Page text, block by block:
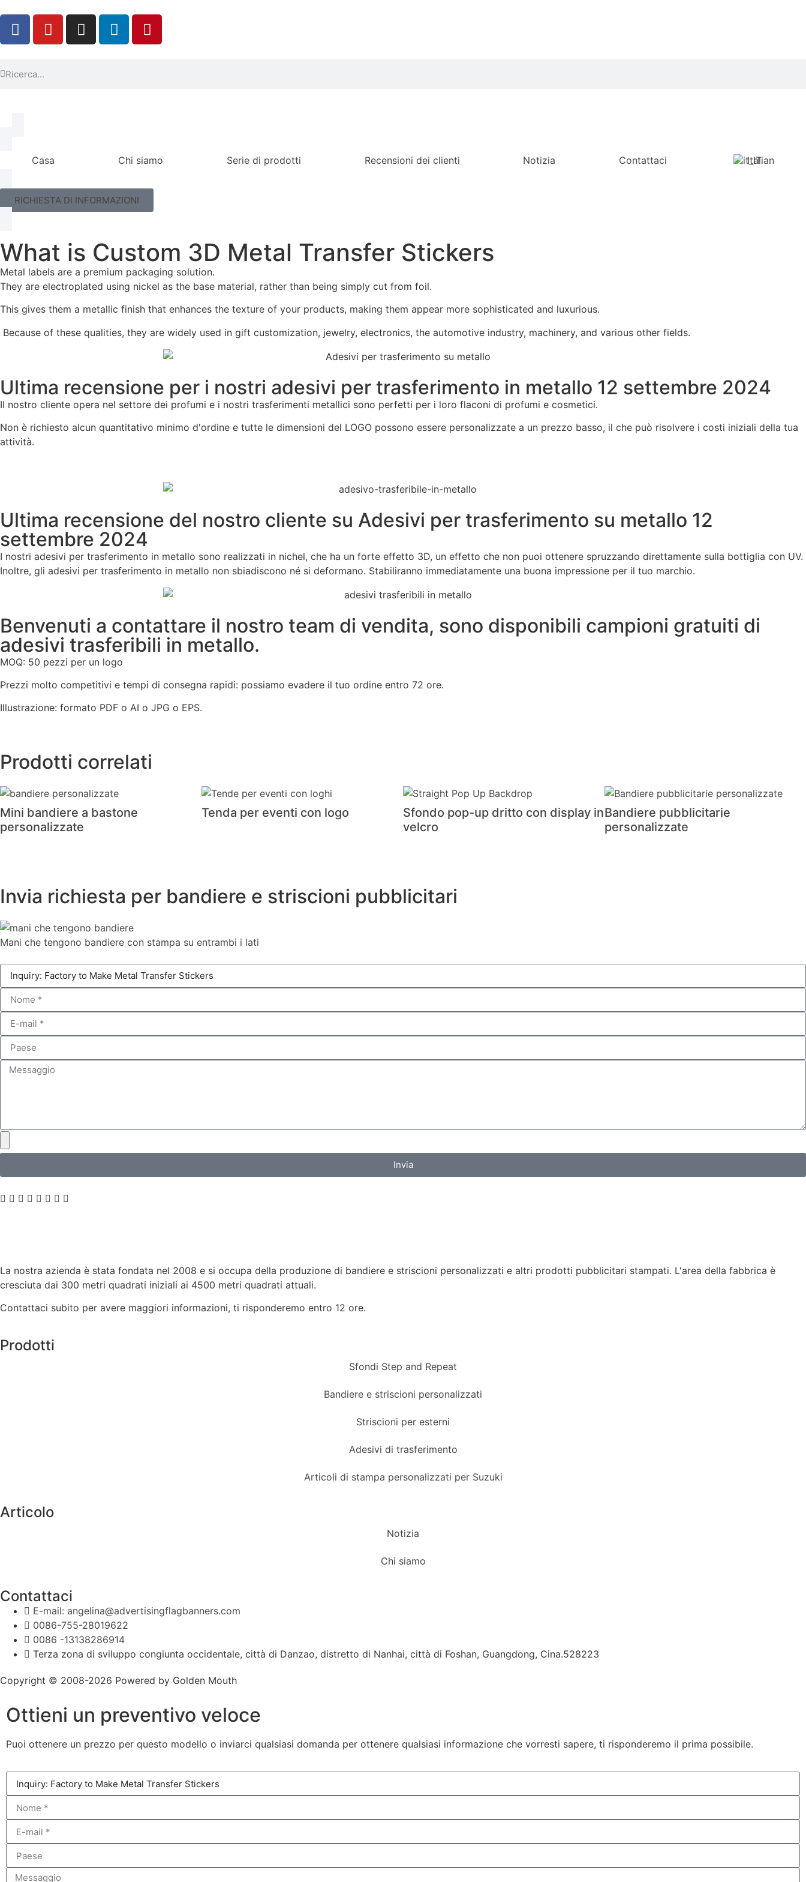
Casa Chi siamo Serie di prodotti Recensioni dei clienti Notizia Contattaci Italian
RICHIESTA DI INFORMAZIONI
What is Custom 3D Metal Transfer Stickers
Metal labels are a premium packaging solution.
They are electroplated using nickel as the base material, rather than being simply cut from foil.
This gives them a metallic finish that enhances the texture of your products, making them appear more sophisticated and luxurious.
Because of these qualities, they are widely used in gift customization, jewelry, electronics, the automotive industry, machinery, and various other fields.
Ultima recensione per i nostri adesivi per trasferimento in metallo 12 settembre 2024
Il nostro cliente opera nel settore dei profumi e i nostri trasferimenti metallici sono perfetti per i loro flaconi di profumi e cosmetici.
Non è richiesto alcun quantitativo minimo d'ordine e tutte le dimensioni del LOGO possono essere personalizzate a un prezzo basso, il che può risolvere i costi iniziali della tua
attività.
Ultima recensione del nostro cliente su Adesivi per trasferimento su metallo 12
settembre 2024
I nostri adesivi per trasferimento in metallo sono realizzati in nichel, che ha un forte effetto 3D, un effetto che non puoi ottenere spruzzando direttamente sulla bottiglia con UV.
Inoltre, gli adesivi per trasferimento in metallo non sbiadiscono né si deformano. Stabiliranno immediatamente una buona impressione per il tuo marchio.
Benvenuti a contattare il nostro team di vendita, sono disponibili campioni gratuiti di
adesivi trasferibili in metallo.
MOQ: 50 pezzi per un logo
Prezzi molto competitivi e tempi di consegna rapidi: possiamo evadere il tuo ordine entro 72 ore.
Illustrazione: formato PDF o AI o JPG o EPS.
Prodotti correlati
Mini bandiere a bastone
personalizzate
Tenda per eventi con logo
Sfondo pop-up dritto con display in
velcro
Bandiere pubblicitarie
personalizzate
Invia richiesta per bandiere e striscioni pubblicitari
Mani che tengono bandiere con stampa su entrambi i lati
Invia
La nostra azienda è stata fondata nel 2008 e si occupa della produzione di bandiere e striscioni personalizzati e altri prodotti pubblicitari stampati. L'area della fabbrica è
cresciuta dai 300 metri quadrati iniziali ai 4500 metri quadrati attuali.
Contattaci subito per avere maggiori informazioni, ti risponderemo entro 12 ore.
Prodotti
Sfondi Step and Repeat
Bandiere e striscioni personalizzati
Striscioni per esterni
Adesivi di trasferimento
Articoli di stampa personalizzati per Suzuki
Articolo
Notizia
Chi siamo
Contattaci
E-mail: angelina@advertisingflagbanners.com
0086-755-28019622
0086 -13138286914
Terza zona di sviluppo congiunta occidentale, città di Danzao, distretto di Nanhai, città di Foshan, Guangdong, Cina.528223
Copyright © 2008-2026 Powered by Golden Mouth
Ottieni un preventivo veloce
Puoi ottenere un prezzo per questo modello o inviarci qualsiasi domanda per ottenere qualsiasi informazione che vorresti sapere, ti risponderemo il prima possibile.